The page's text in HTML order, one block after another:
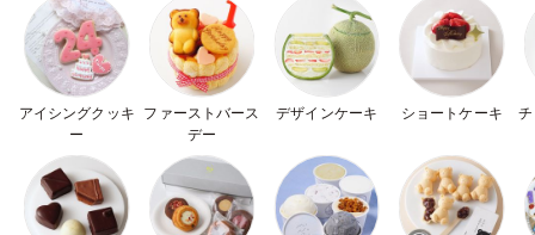
アイシングクッキ
ー
ファーストバース
デー
デザインケーキ ショートケーキ